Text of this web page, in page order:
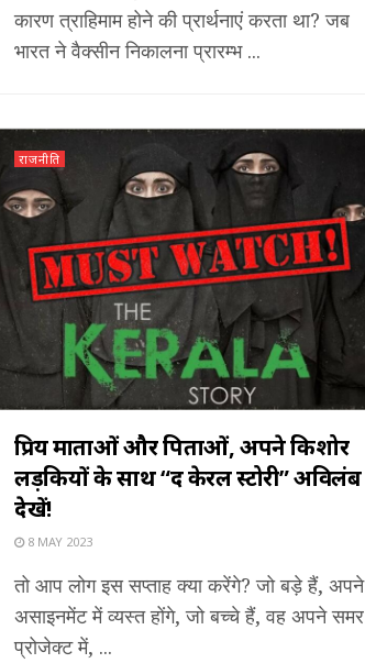
कारण त्राहिमाम होने की प्रार्थनाएं करता था? जब
भारत ने वैक्सीन निकालना प्रारम्भ ...
राजनीति
प्रिय माताओं और पिताओं, अपने किशोर
लड़कियों के साथ “द केरल स्टोरी” अविलंब
देखें!
8 MAY 2023
तो आप लोग इस सप्ताह क्या करेंगे? जो बड़े हैं, अपने
असाइनमेंट में व्यस्त होंगे, जो बच्चे हैं, वह अपने समर
प्रोजेक्ट में, ...